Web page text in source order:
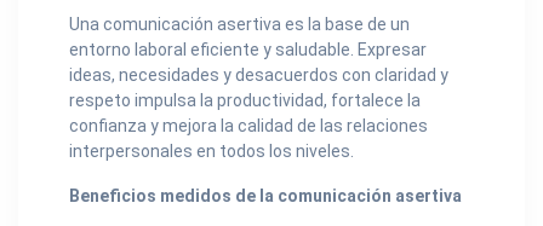
Una comunicación asertiva es la base de un
entorno laboral eficiente y saludable. Expresar
ideas, necesidades y desacuerdos con claridad y
respeto impulsa la productividad, fortalece la
confianza y mejora la calidad de las relaciones
interpersonales en todos los niveles.
Beneficios medidos de la comunicación asertiva